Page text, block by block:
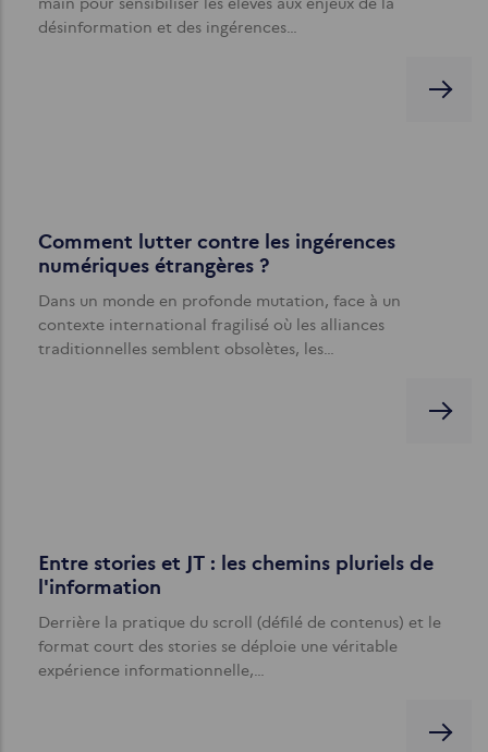
désinformation et des ingérences…
Comment lutter contre les ingérences
numériques étrangères ?
Dans un monde en profonde mutation, face à un
contexte international fragilisé où les alliances
traditionnelles semblent obsolètes, les…
Entre stories et JT : les chemins pluriels de
l'information
Derrière la pratique du scroll (défilé de contenus) et le
format court des stories se déploie une véritable
expérience informationnelle,…